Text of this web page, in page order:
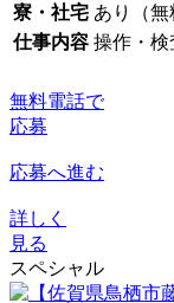
寮・社宅 あり（無
仕事内容 操作・検
無料電話で
応募
応募へ進む
詳しく
見る
スペシャル